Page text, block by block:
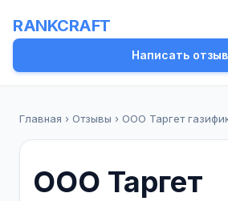
RANKCRAFT
Написать отзыв
Главная › Отзывы › ООО Таргет
ООО Таргет